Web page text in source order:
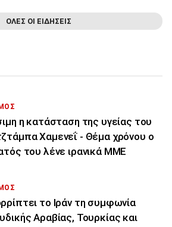
ΟΛΕΣ ΟΙ ΕΙΔΗΣΕΙΣ
η κατάσταση της υγείας του
Χαμενεΐ - Θέμα χρόνου ο
του λένε ιρανικά ΜΜΕ
το Ιράν τη συμφωνία
Αραβίας, Τουρκίας και